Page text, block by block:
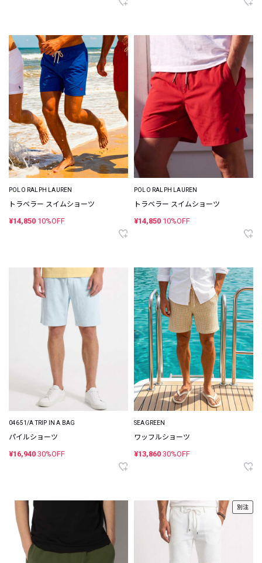
POLO RALPH LAUREN
トラベラー スイムショーツ
¥14,850 10%OFF
POLO RALPH LAUREN
トラベラー スイムショーツ
¥14,850 10%OFF
04651/A TRIP IN A BAG
パイルショーツ
¥16,940 30%OFF
SEAGREEN
ワッフルショーツ
¥13,860 30%OFF
別注